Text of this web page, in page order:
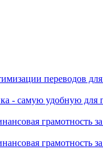
переводов
- самую удобную для
грамотность
грамотность